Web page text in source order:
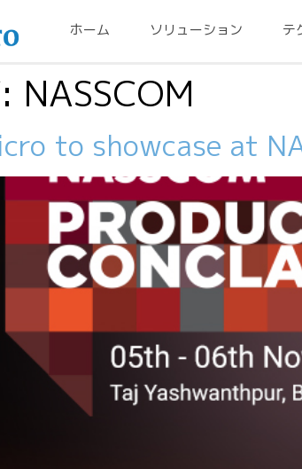
ホーム ソリューション テ
NASSCOM
to showcase at